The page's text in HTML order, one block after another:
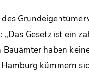
Gesetz ist ein
haben
kümmern